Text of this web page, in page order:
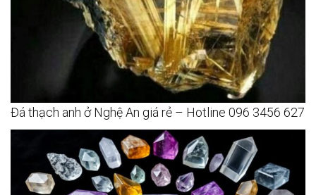
Đá thạch anh ở Nghệ An giá rẻ – Hotline 096 3456 627